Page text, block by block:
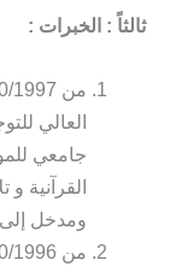
ثالثاً : الخبرات :
العالي
جامعي
القرآنية
ومدخل إلى